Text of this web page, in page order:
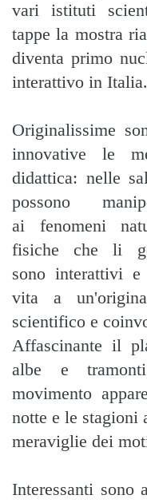
vari istituti
tappe la mostra
diventa primo
interattivo in Italia.
Originalissime
innovative le
didattica: nelle
possono
ai fenomeni
fisiche che li
sono interattivi e
vita a
scientifico e
Affascinante il
albe e
movimento
notte e le stagioni
meraviglie dei
Interessanti sono